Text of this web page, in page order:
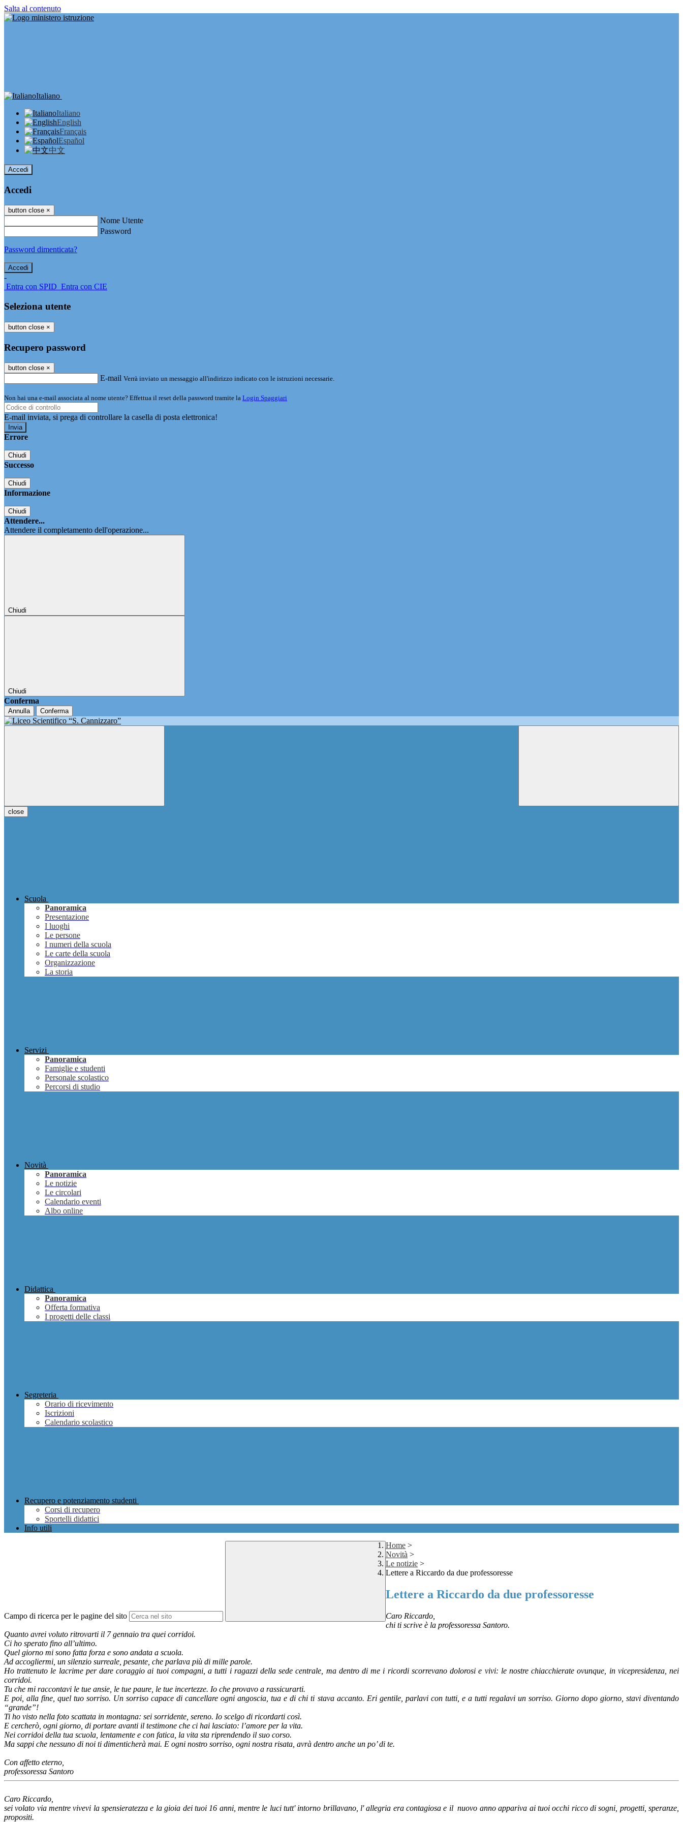
Salta al contenuto
Italiano
Italiano
English
Français
Español
中文
Accedi
Accedi
button close ×
Nome Utente
Password
Password dimenticata?
-
Entra con SPID Entra con CIE
Seleziona utente
button close ×
Recupero password
button close ×
E-mail Verrà inviato un messaggio all'indirizzo indicato con le istruzioni necessarie.
Non hai una e-mail associata al nome utente? Effettua il reset della password tramite la Login Spaggiari
E-mail inviata, si prega di controllare la casella di posta elettronica!
Errore
Chiudi
Successo
Chiudi
Informazione
Chiudi
Attendere...
Attendere il completamento dell'operazione...
Chiudi
Chiudi
Conferma
Annulla Conferma
close
Scuola
Panoramica
Presentazione
I luoghi
Le persone
I numeri della scuola
Le carte della scuola
Organizzazione
La storia
Servizi
Panoramica
Famiglie e studenti
Personale scolastico
Percorsi di studio
Novità
Panoramica
Le notizie
Le circolari
Calendario eventi
Albo online
Didattica
Panoramica
Offerta formativa
I progetti delle classi
Segreteria
Orario di ricevimento
Iscrizioni
Calendario scolastico
Recupero e potenziamento studenti
Corsi di recupero
Sportelli didattici
Info utili
Campo di ricerca per le pagine del sito
Home >
Novità >
Le notizie >
Lettere a Riccardo da due professoresse
Lettere a Riccardo da due professoresse
Caro Riccardo,
chi ti scrive è la professoressa Santoro.
Quanto avrei voluto ritrovarti il 7 gennaio tra quei corridoi.
Ci ho sperato fino all’ultimo.
Quel giorno mi sono fatta forza e sono andata a scuola.
Ad accogliermi, un silenzio surreale, pesante, che parlava più di mille parole.
Ho trattenuto le lacrime per dare coraggio ai tuoi compagni, a tutti i ragazzi della sede centrale, ma dentro di me i ricordi scorrevano dolorosi e vivi: le nostre chiacchierate ovunque, in vicepresidenza, nei
corridoi.
Tu che mi raccontavi le tue ansie, le tue paure, le tue incertezze. Io che provavo a rassicurarti.
E poi, alla fine, quel tuo sorriso. Un sorriso capace di cancellare ogni angoscia, tua e di chi ti stava accanto. Eri gentile, parlavi con tutti, e a tutti regalavi un sorriso. Giorno dopo giorno, stavi diventando
“grande”!
Ti ho visto nella foto scattata in montagna: sei sorridente, sereno. Io scelgo di ricordarti così.
E cercherò, ogni giorno, di portare avanti il testimone che ci hai lasciato: l’amore per la vita.
Nei corridoi della tua scuola, lentamente e con fatica, la vita sta riprendendo il suo corso.
Ma sappi che nessuno di noi ti dimenticherà mai. E ogni nostro sorriso, ogni nostra risata, avrà dentro anche un po’ di te.
Con affetto eterno,
professoressa Santoro
Caro Riccardo,
sei volato via mentre vivevi la spensieratezza e la gioia dei tuoi 16 anni, mentre le luci tutt' intorno brillavano, l' allegria era contagiosa e il nuovo anno appariva ai tuoi occhi ricco di sogni, progetti, speranze,
propositi.